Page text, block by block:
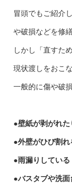
冒頭でもご紹介
や破損などを修
しかし「直すた
現状渡しをおこ
一般的に傷や破
●壁紙が剥がれ
●外壁がひび割
●雨漏りしている
●バスタブや洗